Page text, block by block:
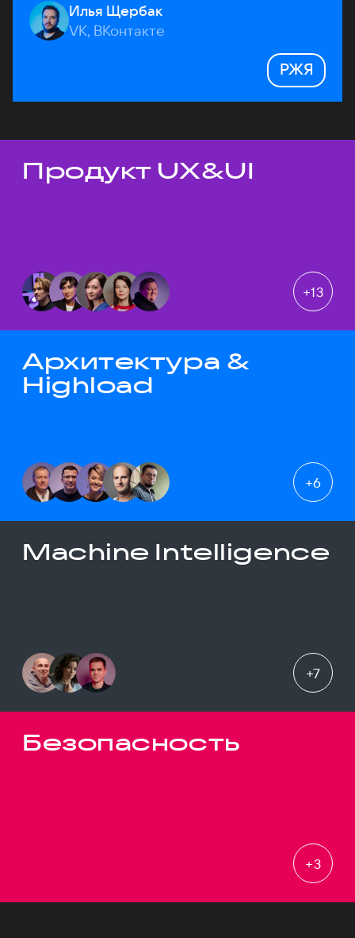
Илья Щербак
VK, ВКонтакте
РЖЯ
Темы докладов
Продукт UX&UI
+13
Архитектура &
Highload
+6
Machine Intelligence
+7
Безопасность
+3